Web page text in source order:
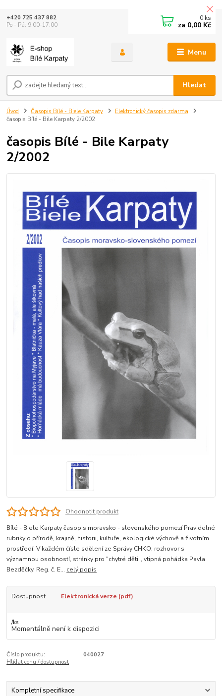
Menu
Hledat
+420 725 437 882
Po - Pá: 9:00-17:00
0 ks
za 0,00 Kč
Úvod Časopis Bílé - Biele Karpaty
Elektronický časopis zdarma
časopis Bílé - Bile Karpaty 2/2002
časopis Bílé - Bile Karpaty
2/2002
Ohodnotit produkt
Bílé - Biele Karpaty časopis moravsko - slovenského pomezí Pravidelné
rubriky o přírodě, krajině, historii, kultuře, ekologické výchově a životním
prostředí. V každém čísle sdělení ze Správy CHKO, rozhovor s
významnou osobností, stránky pro "chytré děti", vtipná pohádka Pavla
Bezděčky. Reg. č. E... celý popis
Dostupnost Elektronická verze (pdf)
/ks
Momentálně není k dispozici
Číslo produktu:
040027
Hlídat cenu / dostupnost
Kompletní specifikace